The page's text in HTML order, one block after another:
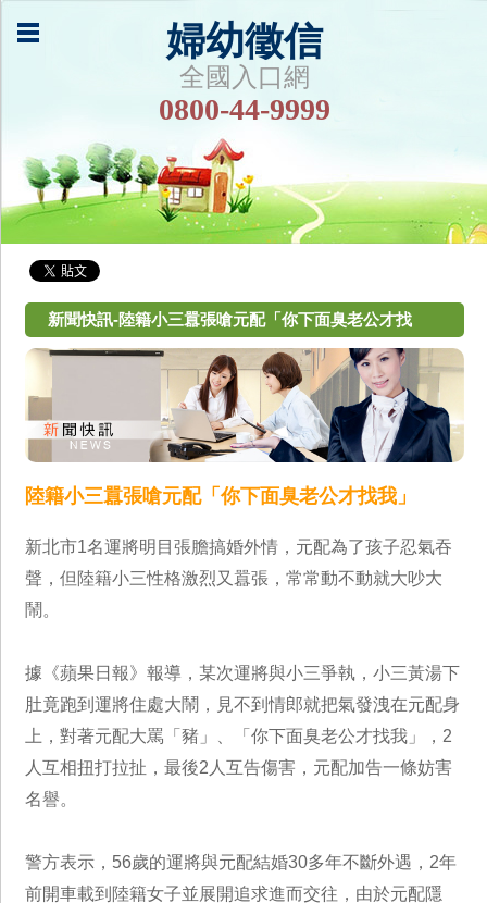
婦幼徵信
全國入口網
0800-44-9999
新聞快訊-陸籍小三囂張嗆元配「你下面臭老公才找
我」
陸籍小三囂張嗆元配「你下面臭老公才找我」
新北市1名運將明目張膽搞婚外情，元配為了孩子忍氣吞
聲，但陸籍小三性格激烈又囂張，常常動不動就大吵大
鬧。
據《蘋果日報》報導，某次運將與小三爭執，小三黃湯下
肚竟跑到運將住處大鬧，見不到情郎就把氣發洩在元配身
上，對著元配大罵「豬」、「你下面臭老公才找我」，2
人互相扭打拉扯，最後2人互告傷害，元配加告一條妨害
名譽。
警方表示，56歲的運將與元配結婚30多年不斷外遇，2年
前開車載到陸籍女子並展開追求進而交往，由於元配隱